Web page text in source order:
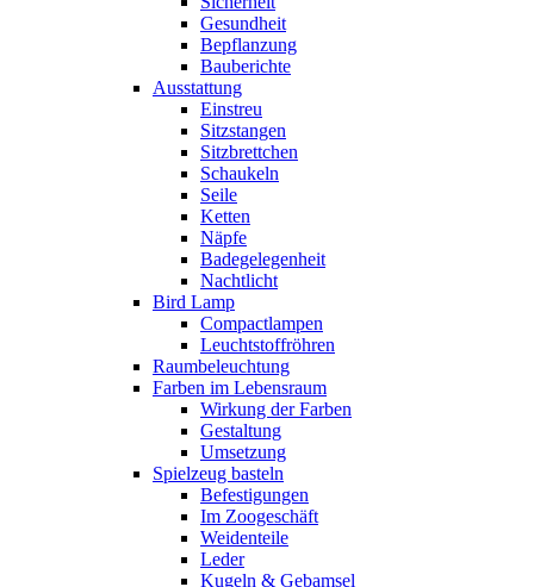
Gesundheit
Bepflanzung
Bauberichte
Ausstattung
Einstreu
Sitzstangen
Sitzbrettchen
Schaukeln
Seile
Ketten
Näpfe
Badegelegenheit
Nachtlicht
Bird Lamp
Compactlampen
Leuchtstoffröhren
Raumbeleuchtung
Farben im Lebensraum
Wirkung der Farben
Gestaltung
Umsetzung
Spielzeug basteln
Befestigungen
Im Zoogeschäft
Weidenteile
Leder
Kugeln & Gebamsel